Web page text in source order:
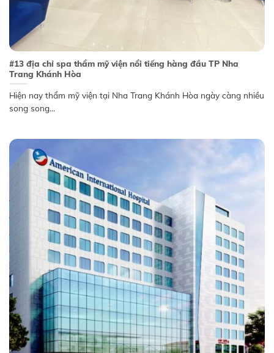
#13 địa chỉ spa thẩm mỹ viện nổi tiếng hàng đầu TP Nha
Trang Khánh Hòa
Hiện nay thẩm mỹ viện tại Nha Trang Khánh Hòa ngày càng nhiều
song song...